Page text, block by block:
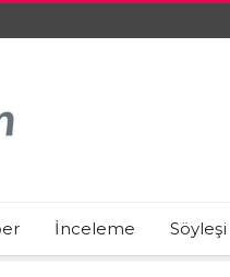
İnceleme Söyleşi